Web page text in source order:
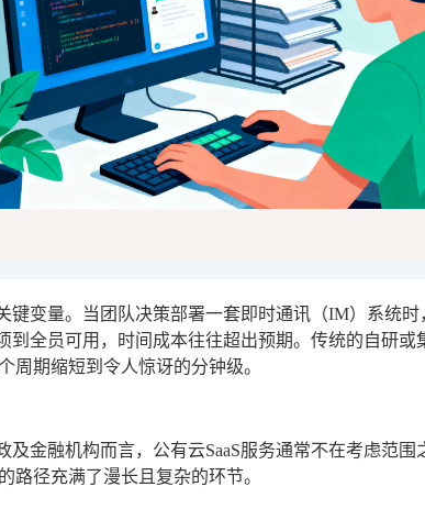
变量。当团队决策部署一套即时通讯（IM）系统时
全员可用，时间成本往往超出预期。传统的自研或
周期缩短到令人惊讶的分钟级。
金融机构而言，公有云SaaS服务通常不在考虑范围
路径充满了漫长且复杂的环节。